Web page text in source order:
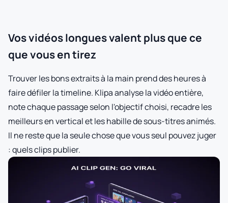
Vos vidéos longues valent plus que ce
que vous en tirez
Trouver les bons extraits à la main prend des heures à
faire défiler la timeline. Klipa analyse la vidéo entière,
note chaque passage selon l'objectif choisi, recadre les
meilleurs en vertical et les habille de sous-titres animés.
Il ne reste que la seule chose que vous seul pouvez juger
: quels clips publier.